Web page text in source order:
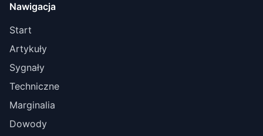
Nawigacja
Start
Artykuły
Sygnały
Techniczne
Marginalia
Dowody